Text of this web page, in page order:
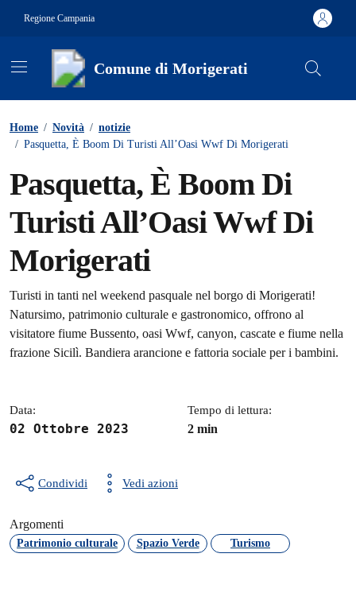
Regione Campania
Comune di Morigerati
Home / Novità / notizie
/ Pasquetta, È Boom Di Turisti All’Oasi Wwf Di Morigerati
Pasquetta, È Boom Di
Turisti All’Oasi Wwf Di
Morigerati
Dettagli della notizia
Turisti in tanti nel weekend pasquale nel borgo di Morigerati!
Natursimo, patrimonio culturale e gastronomico, offrono al
visitatore fiume Bussento, oasi Wwf, canyon, cascate e fiume nella
frazione Sicilì. Bandiera arancione e fattoria sociale per i bambini.
Data:
02 Ottobre 2023
Tempo di lettura:
2 min
Condividi Vedi azioni
Argomenti
Patrimonio culturale Spazio Verde Turismo